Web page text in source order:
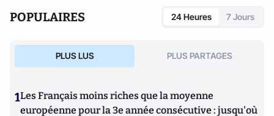
POPULAIRES 24 Heures 7 Jours
PLUS LUS PLUS PARTAGES
1Les Français moins riches que la moyenne
européenne pour la 3e année consécutive : jusqu'où